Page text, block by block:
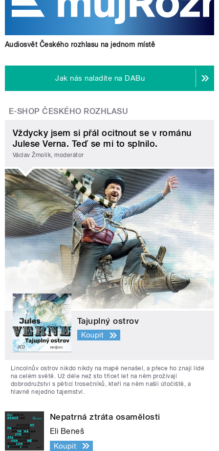
Audiosvět Českého rozhlasu na jednom místě
Jak nás naladíte na DABu
E-SHOP ČESKÉHO ROZHLASU
Vždycky jsem si přál ocitnout se v románu
Julese Verna. Teď se mi to splnilo.
Václav Žmolík, moderátor
Tajuplný ostrov
Koupit
Lincolnův ostrov nikdo nikdy na mapě nenašel, a přece ho znají lidé
na celém světě. Už déle než sto třicet let na něm prožívají
dobrodružství s pěticí trosečníků, kteří na něm našli útočiště, a
hlavně nejedno tajemství.
Nepatrná ztráta osamělosti
Eli Beneš
Koupit